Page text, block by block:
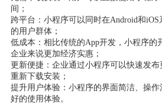
间；
跨平台：小程序可以同时在Android和
的用户群体；
低成本：相比传统的App开发，小程序的
企业来说更加经济实惠；
更新便捷：企业通过小程序可以快速发
重新下载安装；
提升用户体验：小程序的界面简洁、操
好的使用体验。